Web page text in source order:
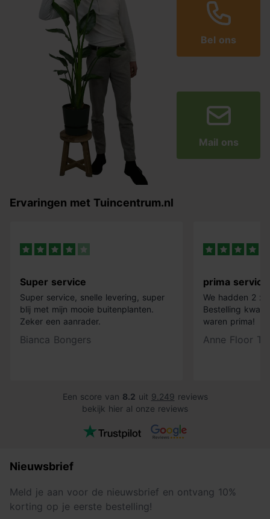
Bel ons
Mail ons
Ervaringen met Tuincentrum.nl
Super service
Super service, snelle levering, super
blij met mijn mooie buitenplanten.
Zeker een aanrader.
Bianca Bongers
prima service
We hadden 2 x
Bestelling
waren prima!
Anne Floor
Een score van 8.2 uit 9.249 reviews
bekijk hier al onze reviews
Nieuwsbrief
Meld je aan voor de nieuwsbrief en ontvang 10%
korting op je eerste bestelling!